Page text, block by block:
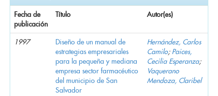
Fecha de
publicación
Título Autor(es)
1997
Diseño de un manual de
estrategias empresariales
para la pequeña y mediana
empresa sector farmacéutico
del municipio de San
Salvador
Hernández, Carlos
Camilo; Paices,
Cecilia Esperanza;
Vaquerano
Mendoza, Claribel